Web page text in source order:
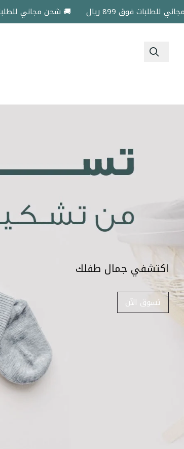
فوق 899 ريال 🚚 شحن مجاني للطلبات فوق 899 ريال
اكتشفي جمال طفلك
تسوق الآن